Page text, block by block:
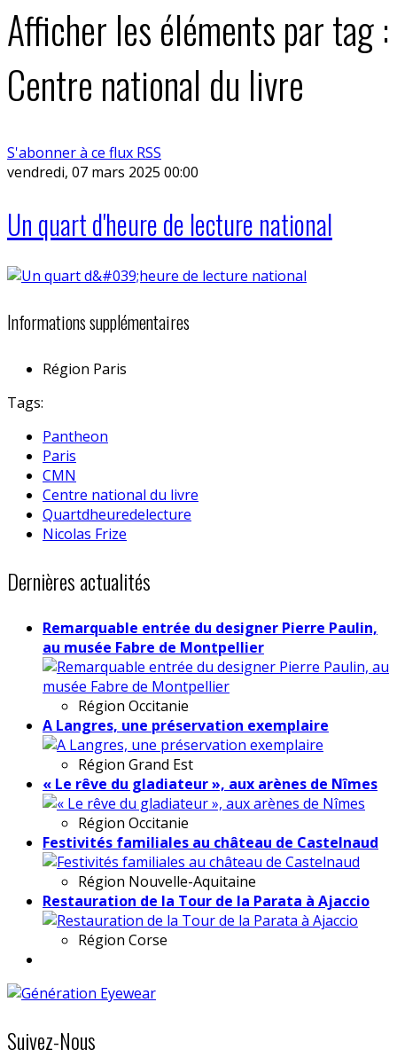
Afficher les éléments par tag :
Centre national du livre
S'abonner à ce flux RSS
vendredi, 07 mars 2025 00:00
Un quart d'heure de lecture national
Informations supplémentaires
Région Paris
Tags:
Pantheon
Paris
CMN
Centre national du livre
Quartdheuredelecture
Nicolas Frize
Dernières actualités
Remarquable entrée du designer Pierre Paulin,
au musée Fabre de Montpellier
Région Occitanie
A Langres, une préservation exemplaire
Région Grand Est
« Le rêve du gladiateur », aux arènes de Nîmes
Région Occitanie
Festivités familiales au château de Castelnaud
Région Nouvelle-Aquitaine
Restauration de la Tour de la Parata à Ajaccio
Région Corse
Suivez-Nous